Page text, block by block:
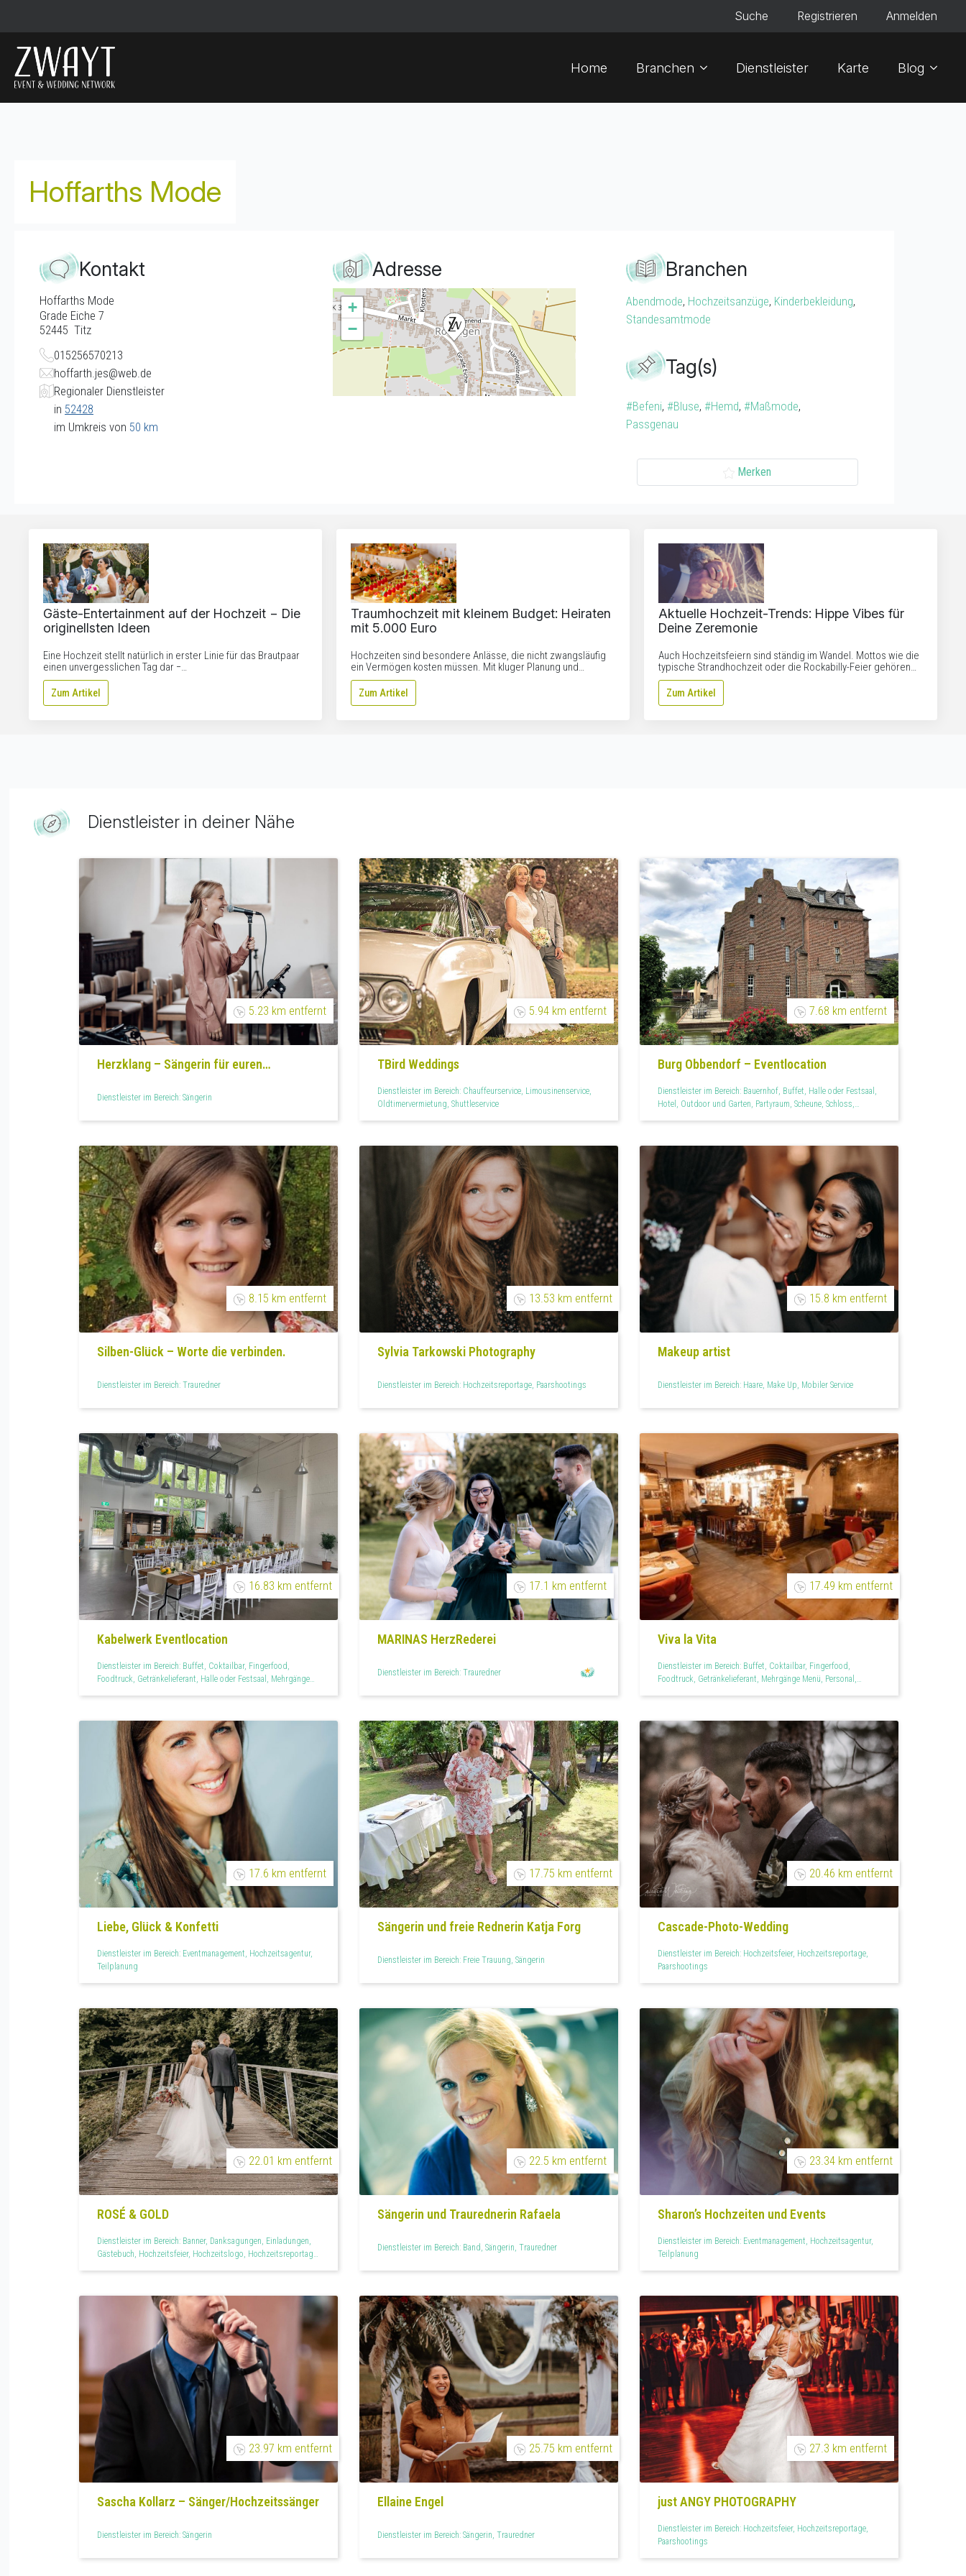
Suche Registrieren Anmelden
Home Branchen Dienstleister Karte Blog
Hoffarths Mode
Kontakt
Hoffarths Mode
Grade Eiche 7
52445 Titz
015256570213
hoffarth.jes@web.de
Regionaler Dienstleister
in 52428
im Umkreis von 50 km
Adresse
+
−
Branchen
Abendmode, Hochzeitsanzüge, Kinderbekleidung,
Standesamtmode
Tag(s)
#Befeni, #Bluse, #Hemd, #Maßmode,
Passgenau
Merken
Gäste-Entertainment auf der Hochzeit − Die
originellsten Ideen
Eine Hochzeit stellt natürlich in erster Linie für das Brautpaar
einen unvergesslichen Tag dar −…
Zum Artikel
Traumhochzeit mit kleinem Budget: Heiraten
mit 5.000 Euro
Hochzeiten sind besondere Anlässe, die nicht zwangsläufig
ein Vermögen kosten müssen. Mit kluger Planung und…
Zum Artikel
Aktuelle Hochzeit-Trends: Hippe Vibes für
Deine Zeremonie
Auch Hochzeitsfeiern sind ständig im Wandel. Mottos wie die
typische Strandhochzeit oder die Rockabilly-Feier gehören…
Zum Artikel
Dienstleister in deiner Nähe
5.23 km entfernt
Herzklang – Sängerin für euren
Dienstleister im Bereich: Sängerin
5.94 km entfernt
TBird Weddings
Dienstleister im Bereich: Chauffeurservice, Limousinenservice,
Oldtimervermietung, Shuttleservice
7.68 km entfernt
Burg Obbendorf – Eventlocation
Dienstleister im Bereich: Bauernhof, Buffet, Halle oder Festsaal,
Hotel, Outdoor und Garten, Partyraum, Scheune, Schloss,
8.15 km entfernt
Silben-Glück – Worte die verbinden.
Dienstleister im Bereich: Trauredner
13.53 km entfernt
Sylvia Tarkowski Photography
Dienstleister im Bereich: Hochzeitsreportage, Paarshootings
15.8 km entfernt
Makeup artist
Dienstleister im Bereich: Haare, Make Up, Mobiler Service
16.83 km entfernt
Kabelwerk Eventlocation
Dienstleister im Bereich: Buffet, Coktailbar, Fingerfood,
Foodtruck, Getränkelieferant, Halle oder Festsaal, Mehrgänge
17.1 km entfernt
MARINAS HerzRederei
Dienstleister im Bereich: Trauredner
17.49 km entfernt
Viva la Vita
Dienstleister im Bereich: Buffet, Coktailbar, Fingerfood,
Foodtruck, Getränkelieferant, Mehrgänge Menü, Personal,
17.6 km entfernt
Liebe, Glück & Konfetti
Dienstleister im Bereich: Eventmanagement, Hochzeitsagentur,
Teilplanung
17.75 km entfernt
Sängerin und freie Rednerin Katja Forg
Dienstleister im Bereich: Freie Trauung, Sängerin
20.46 km entfernt
Cascade-Photo-Wedding
Dienstleister im Bereich: Hochzeitsfeier, Hochzeitsreportage,
Paarshootings
22.01 km entfernt
ROSÉ & GOLD
Dienstleister im Bereich: Banner, Danksagungen, Einladungen,
Gästebuch, Hochzeitsfeier, Hochzeitslogo, Hochzeitsreportage,
22.5 km entfernt
Sängerin und Traurednerin Rafaela
Dienstleister im Bereich: Band, Sängerin, Trauredner
23.34 km entfernt
Sharon’s Hochzeiten und Events
Dienstleister im Bereich: Eventmanagement, Hochzeitsagentur,
Teilplanung
23.97 km entfernt
Sascha Kollarz – Sänger/Hochzeitssänger
Dienstleister im Bereich: Sängerin
25.75 km entfernt
Ellaine Engel
Dienstleister im Bereich: Sängerin, Trauredner
27.3 km entfernt
just ANGY PHOTOGRAPHY
Dienstleister im Bereich: Hochzeitsfeier, Hochzeitsreportage,
Paarshootings